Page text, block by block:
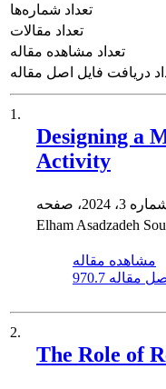
تعداد شماره‌ها
تعداد مقالات
تعداد مشاهده مقاله
دریافت فایل اصل مقاله
1.
Designing a
Activity
مشاهده مقاله
مقاله
2.
The Role of